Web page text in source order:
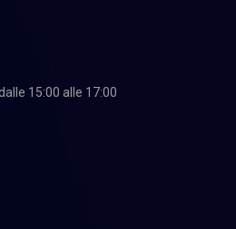
15:00 alle 17:00